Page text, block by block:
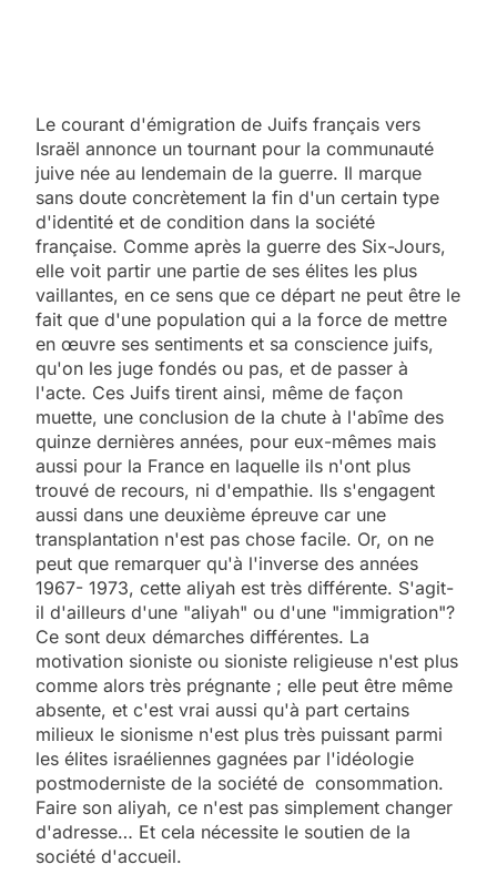
Le courant d'émigration de Juifs français vers
Israël annonce un tournant pour la communauté
juive née au lendemain de la guerre. Il marque
sans doute concrètement la fin d'un certain type
d'identité et de condition dans la société
française. Comme après la guerre des Six-Jours,
elle voit partir une partie de ses élites les plus
vaillantes, en ce sens que ce départ ne peut être le
fait que d'une population qui a la force de mettre
en œuvre ses sentiments et sa conscience juifs,
qu'on les juge fondés ou pas, et de passer à
l'acte. Ces Juifs tirent ainsi, même de façon
muette, une conclusion de la chute à l'abîme des
quinze dernières années, pour eux-mêmes mais
aussi pour la France en laquelle ils n'ont plus
trouvé de recours, ni d'empathie. Ils s'engagent
aussi dans une deuxième épreuve car une
transplantation n'est pas chose facile. Or, on ne
peut que remarquer qu'à l'inverse des années
1967- 1973, cette aliyah est très différente. S'agit-
il d'ailleurs d'une "aliyah" ou d'une "immigration"?
Ce sont deux démarches différentes. La
motivation sioniste ou sioniste religieuse n'est plus
comme alors très prégnante ; elle peut être même
absente, et c'est vrai aussi qu'à part certains
milieux le sionisme n'est plus très puissant parmi
les élites israéliennes gagnées par l'idéologie
postmoderniste de la société de consommation.
Faire son aliyah, ce n'est pas simplement changer
d'adresse… Et cela nécessite le soutien de la
société d'accueil.